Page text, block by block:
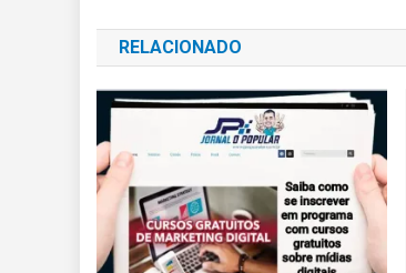
de
Post
RELACIONADO